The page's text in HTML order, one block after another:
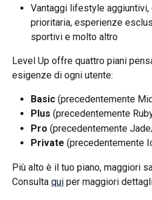
Vantaggi lifestyle
prioritaria, esperienze
sportivi e molto altro
Level Up offre quattro piani
esigenze di ogni utente:
Basic (precedentemente
Plus (precedentemente
Pro (precedentemente
Private (precedentemente
Più alto è il tuo piano, maggiori
Consulta qui per maggiori